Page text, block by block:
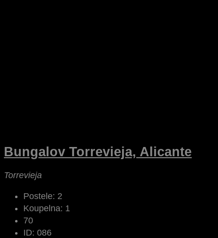
Bungalov Torrevieja, Alicante
Torrevieja
Postele: 2
Koupelna: 1
70
ID: 086